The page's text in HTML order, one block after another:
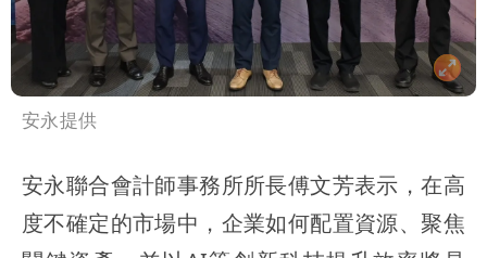
安永提供
安永聯合會計師事務所所長傅文芳表示，在高
度不確定的市場中，企業如何配置資源、聚焦